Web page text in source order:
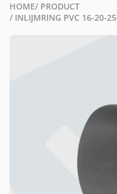
HOME/ PRODUCT
/ INLIJMRING PVC 16-20-